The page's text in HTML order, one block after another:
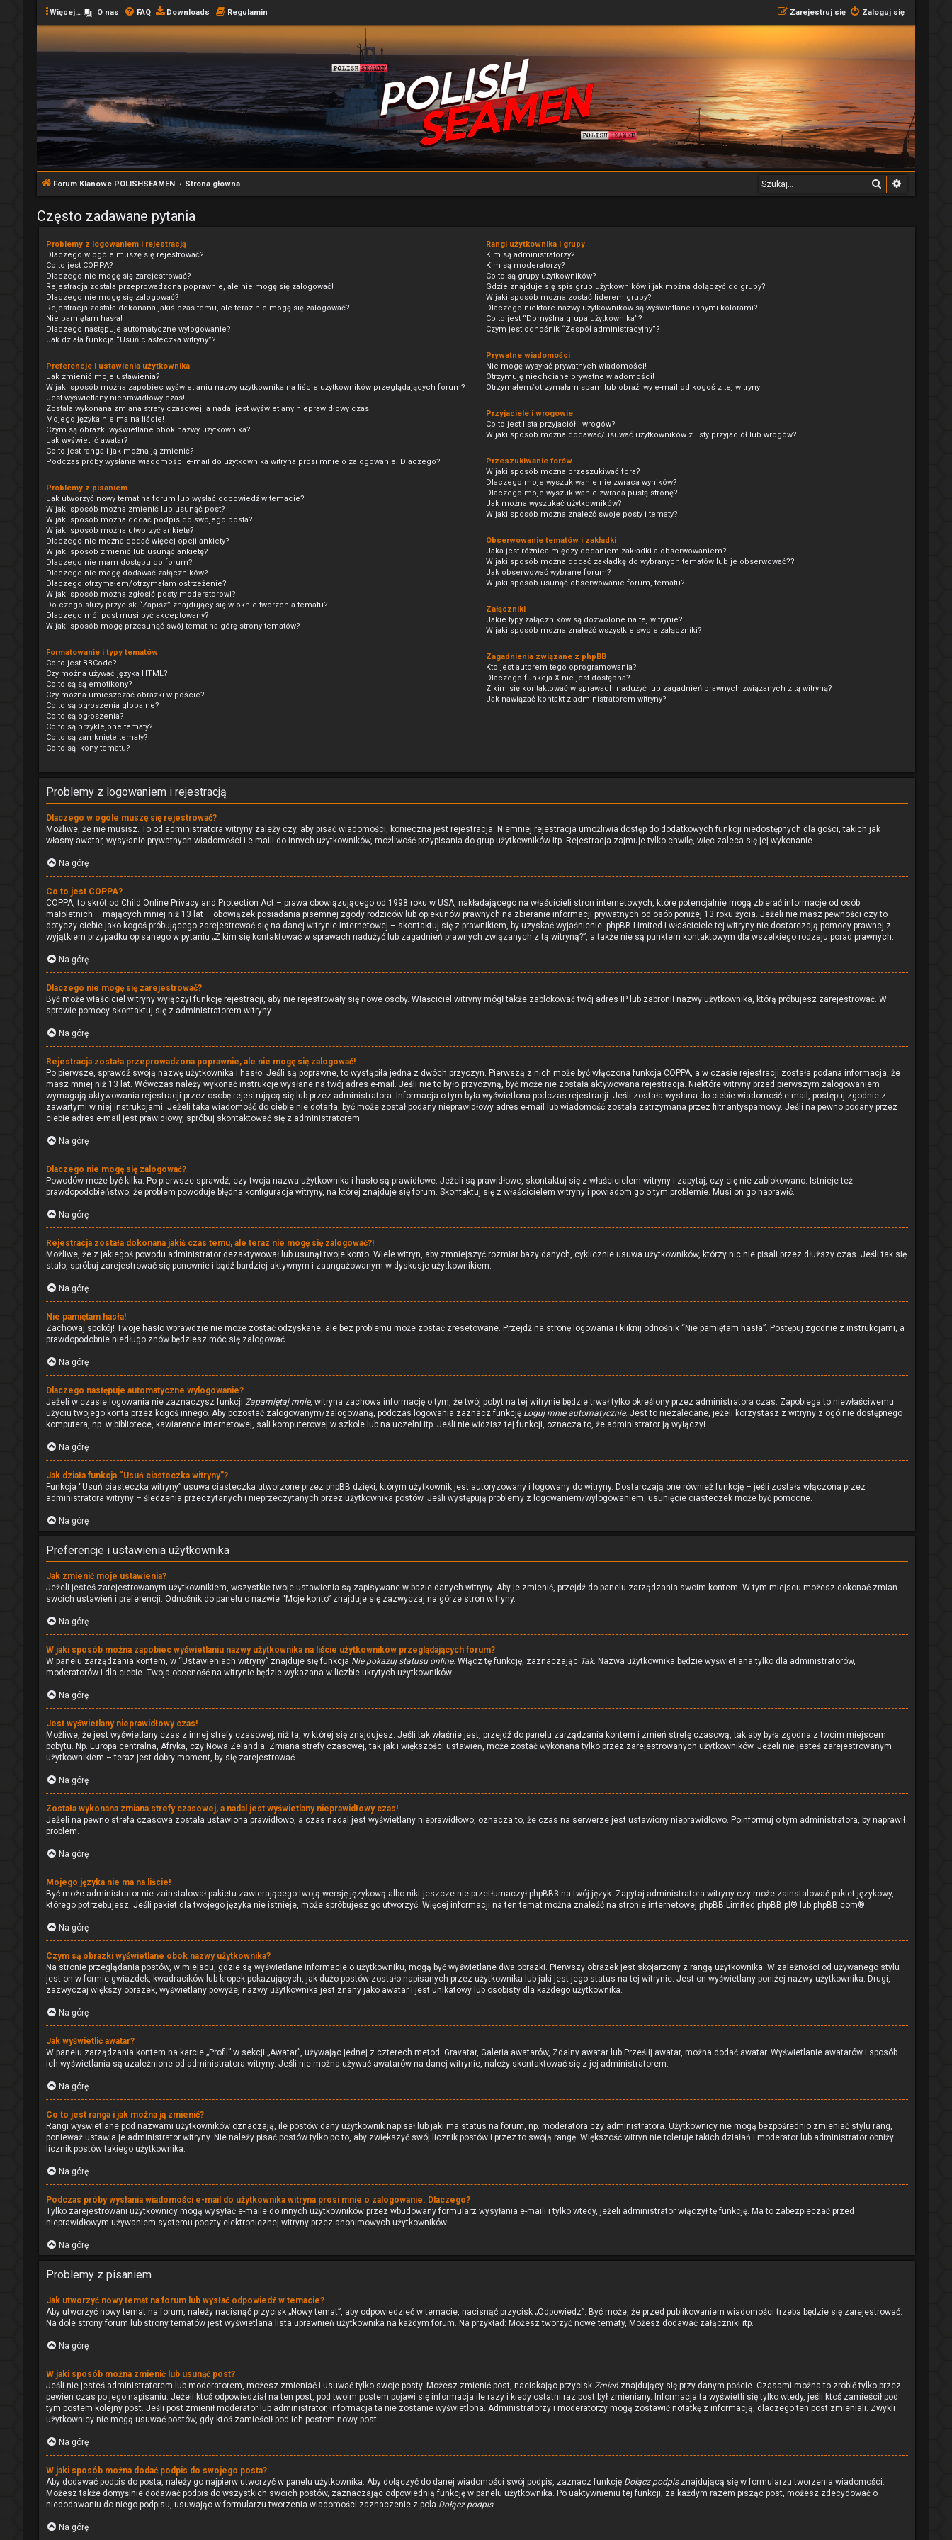
Więcej… O nas FAQ Downloads Regulamin Zaloguj się
Zarejestruj się
Forum Klanowe POLISHSEAMEN Strona główna Szukaj
Często zadawane pytania
Problemy z logowaniem i rejestracją
Dlaczego w ogóle muszę się rejestrować?
Co to jest COPPA?
Dlaczego nie mogę się zarejestrować?
Rejestracja została przeprowadzona poprawnie, ale nie mogę się zalogować!
Dlaczego nie mogę się zalogować?
Rejestracja została dokonana jakiś czas temu, ale teraz nie mogę się zalogować?!
Nie pamiętam hasła!
Dlaczego następuje automatyczne wylogowanie?
Jak działa funkcja “Usuń ciasteczka witryny”?
Preferencje i ustawienia użytkownika
Jak zmienić moje ustawienia?
W jaki sposób można zapobiec wyświetlaniu nazwy użytkownika na liście użytkowników przeglądających forum?
Jest wyświetlany nieprawidłowy czas!
Została wykonana zmiana strefy czasowej, a nadal jest wyświetlany nieprawidłowy czas!
Mojego języka nie ma na liście!
Czym są obrazki wyświetlane obok nazwy użytkownika?
Jak wyświetlić awatar?
Co to jest ranga i jak można ją zmienić?
Podczas próby wysłania wiadomości e-mail do użytkownika witryna prosi mnie o zalogowanie. Dlaczego?
Problemy z pisaniem
Jak utworzyć nowy temat na forum lub wysłać odpowiedź w temacie?
W jaki sposób można zmienić lub usunąć post?
W jaki sposób można dodać podpis do swojego posta?
W jaki sposób można utworzyć ankietę?
Dlaczego nie można dodać więcej opcji ankiety?
W jaki sposób zmienić lub usunąć ankietę?
Dlaczego nie mam dostępu do forum?
Dlaczego nie mogę dodawać załączników?
Dlaczego otrzymałem/otrzymałam ostrzeżenie?
W jaki sposób można zgłosić posty moderatorowi?
Do czego służy przycisk “Zapisz” znajdujący się w oknie tworzenia tematu?
Dlaczego mój post musi być akceptowany?
W jaki sposób mogę przesunąć swój temat na górę strony tematów?
Formatowanie i typy tematów
Co to jest BBCode?
Czy można używać języka HTML?
Co to są są emotikony?
Czy można umieszczać obrazki w poście?
Co to są ogłoszenia globalne?
Co to są ogłoszenia?
Co to są przyklejone tematy?
Co to są zamknięte tematy?
Co to są ikony tematu?
Rangi użytkownika i grupy
Kim są administratorzy?
Kim są moderatorzy?
Co to są grupy użytkowników?
Gdzie znajduje się spis grup użytkowników i jak można dołączyć do grupy?
W jaki sposób można zostać liderem grupy?
Dlaczego niektóre nazwy użytkowników są wyświetlane innymi kolorami?
Co to jest “Domyślna grupa użytkownika”?
Czym jest odnośnik “Zespół administracyjny”?
Prywatne wiadomości
Nie mogę wysyłać prywatnych wiadomości!
Otrzymuję niechciane prywatne wiadomości!
Otrzymałem/otrzymałam spam lub obraźliwy e-mail od kogoś z tej witryny!
Przyjaciele i wrogowie
Co to jest lista przyjaciół i wrogów?
W jaki sposób można dodawać/usuwać użytkowników z listy przyjaciół lub wrogów?
Przeszukiwanie forów
W jaki sposób można przeszukiwać fora?
Dlaczego moje wyszukiwanie nie zwraca wyników?
Dlaczego moje wyszukiwanie zwraca pustą stronę?!
Jak można wyszukać użytkowników?
W jaki sposób można znaleźć swoje posty i tematy?
Obserwowanie tematów i zakładki
Jaka jest różnica między dodaniem zakładki a obserwowaniem?
W jaki sposób można dodać zakładkę do wybranych tematów lub je obserwować??
Jak obserwować wybrane forum?
W jaki sposób usunąć obserwowanie forum, tematu?
Załączniki
Jakie typy załączników są dozwolone na tej witrynie?
W jaki sposób można znaleźć wszystkie swoje załączniki?
Zagadnienia związane z phpBB
Kto jest autorem tego oprogramowania?
Dlaczego funkcja X nie jest dostępna?
Z kim się kontaktować w sprawach nadużyć lub zagadnień prawnych związanych z tą witryną?
Jak nawiązać kontakt z administratorem witryny?
Problemy z logowaniem i rejestracją
Dlaczego w ogóle muszę się rejestrować?
Możliwe, że nie musisz. To od administratora witryny zależy czy, aby pisać wiadomości, konieczna jest rejestracja. Niemniej rejestracja umożliwia dostęp do dodatkowych funkcji niedostępnych dla gości, takich jak
własny awatar, wysyłanie prywatnych wiadomości i e-maili do innych użytkowników, możliwość przypisania do grup użytkowników itp. Rejestracja zajmuje tylko chwilę, więc zaleca się jej wykonanie.
Na górę
Co to jest COPPA?
COPPA, to skrót od Child Online Privacy and Protection Act – prawa obowiązującego od 1998 roku w USA, nakładającego na właścicieli stron internetowych, które potencjalnie mogą zbierać informacje od osób
małoletnich – mających mniej niż 13 lat – obowiązek posiadania pisemnej zgody rodziców lub opiekunów prawnych na zbieranie informacji prywatnych od osób poniżej 13 roku życia. Jeżeli nie masz pewności czy to
dotyczy ciebie jako kogoś próbującego zarejestrować się na danej witrynie internetowej – skontaktuj się z prawnikiem, by uzyskać wyjaśnienie. phpBB Limited i właściciele tej witryny nie dostarczają pomocy prawnej z
wyjątkiem przypadku opisanego w pytaniu „Z kim się kontaktować w sprawach nadużyć lub zagadnień prawnych związanych z tą witryną?”, a także nie są punktem kontaktowym dla wszelkiego rodzaju porad prawnych.
Na górę
Dlaczego nie mogę się zarejestrować?
Być może właściciel witryny wyłączył funkcję rejestracji, aby nie rejestrowały się nowe osoby. Właściciel witryny mógł także zablokować twój adres IP lub zabronił nazwy użytkownika, którą próbujesz zarejestrować. W
sprawie pomocy skontaktuj się z administratorem witryny.
Na górę
Rejestracja została przeprowadzona poprawnie, ale nie mogę się zalogować!
Po pierwsze, sprawdź swoją nazwę użytkownika i hasło. Jeśli są poprawne, to wystąpiła jedna z dwóch przyczyn. Pierwszą z nich może być włączona funkcja COPPA, a w czasie rejestracji została podana informacja, że
masz mniej niż 13 lat. Wówczas należy wykonać instrukcje wysłane na twój adres e-mail. Jeśli nie to było przyczyną, być może nie została aktywowana rejestracja. Niektóre witryny przed pierwszym zalogowaniem
wymagają aktywowania rejestracji przez osobę rejestrującą się lub przez administratora. Informacja o tym była wyświetlona podczas rejestracji. Jeśli została wysłana do ciebie wiadomość e-mail, postępuj zgodnie z
zawartymi w niej instrukcjami. Jeżeli taka wiadomość do ciebie nie dotarła, być może został podany nieprawidłowy adres e-mail lub wiadomość została zatrzymana przez filtr antyspamowy. Jeśli na pewno podany przez
ciebie adres e-mail jest prawidłowy, spróbuj skontaktować się z administratorem.
Na górę
Dlaczego nie mogę się zalogować?
Powodów może być kilka. Po pierwsze sprawdź, czy twoja nazwa użytkownika i hasło są prawidłowe. Jeżeli są prawidłowe, skontaktuj się z właścicielem witryny i zapytaj, czy cię nie zablokowano. Istnieje też
prawdopodobieństwo, że problem powoduje błędna konfiguracja witryny, na której znajduje się forum. Skontaktuj się z właścicielem witryny i powiadom go o tym problemie. Musi on go naprawić.
Na górę
Rejestracja została dokonana jakiś czas temu, ale teraz nie mogę się zalogować?!
Możliwe, że z jakiegoś powodu administrator dezaktywował lub usunął twoje konto. Wiele witryn, aby zmniejszyć rozmiar bazy danych, cyklicznie usuwa użytkowników, którzy nic nie pisali przez dłuższy czas. Jeśli tak się
stało, spróbuj zarejestrować się ponownie i bądź bardziej aktywnym i zaangażowanym w dyskusje użytkownikiem.
Na górę
Nie pamiętam hasła!
Zachowaj spokój! Twoje hasło wprawdzie nie może zostać odzyskane, ale bez problemu może zostać zresetowane. Przejdź na stronę logowania i kliknij odnośnik “Nie pamiętam hasła”. Postępuj zgodnie z instrukcjami, a
prawdopodobnie niedługo znów będziesz móc się zalogować.
Na górę
Dlaczego następuje automatyczne wylogowanie?
Jeżeli w czasie logowania nie zaznaczysz funkcji Zapamiętaj mnie, witryna zachowa informację o tym, że twój pobyt na tej witrynie będzie trwał tylko określony przez administratora czas. Zapobiega to niewłaściwemu
użyciu twojego konta przez kogoś innego. Aby pozostać zalogowanym/zalogowaną, podczas logowania zaznacz funkcję Loguj mnie automatycznie. Jest to niezalecane, jeżeli korzystasz z witryny z ogólnie dostępnego
komputera, np. w bibliotece, kawiarence internetowej, sali komputerowej w szkole lub na uczelni itp. Jeśli nie widzisz tej funkcji, oznacza to, że administrator ją wyłączył.
Na górę
Jak działa funkcja “Usuń ciasteczka witryny”?
Funkcja “Usuń ciasteczka witryny” usuwa ciasteczka utworzone przez phpBB dzięki, którym użytkownik jest autoryzowany i logowany do witryny. Dostarczają one również funkcję – jeśli została włączona przez
administratora witryny – śledzenia przeczytanych i nieprzeczytanych przez użytkownika postów. Jeśli występują problemy z logowaniem/wylogowaniem, usunięcie ciasteczek może być pomocne.
Na górę
Preferencje i ustawienia użytkownika
Jak zmienić moje ustawienia?
Jeżeli jesteś zarejestrowanym użytkownikiem, wszystkie twoje ustawienia są zapisywane w bazie danych witryny. Aby je zmienić, przejdź do panelu zarządzania swoim kontem. W tym miejscu możesz dokonać zmian
swoich ustawień i preferencji. Odnośnik do panelu o nazwie “Moje konto” znajduje się zazwyczaj na górze stron witryny.
Na górę
W jaki sposób można zapobiec wyświetlaniu nazwy użytkownika na liście użytkowników przeglądających forum?
W panelu zarządzania kontem, w “Ustawieniach witryny” znajduje się funkcja Nie pokazuj statusu online. Włącz tę funkcję, zaznaczając Tak. Nazwa użytkownika będzie wyświetlana tylko dla administratorów,
moderatorów i dla ciebie. Twoja obecność na witrynie będzie wykazana w liczbie ukrytych użytkowników.
Na górę
Jest wyświetlany nieprawidłowy czas!
Możliwe, że jest wyświetlany czas z innej strefy czasowej, niż ta, w której się znajdujesz. Jeśli tak właśnie jest, przejdź do panelu zarządzania kontem i zmień strefę czasową, tak aby była zgodna z twoim miejscem
pobytu. Np. Europa centralna, Afryka, czy Nowa Zelandia. Zmiana strefy czasowej, tak jak i większości ustawień, może zostać wykonana tylko przez zarejestrowanych użytkowników. Jeżeli nie jesteś zarejestrowanym
użytkownikiem – teraz jest dobry moment, by się zarejestrować.
Na górę
Została wykonana zmiana strefy czasowej, a nadal jest wyświetlany nieprawidłowy czas!
Jeżeli na pewno strefa czasowa została ustawiona prawidłowo, a czas nadal jest wyświetlany nieprawidłowo, oznacza to, że czas na serwerze jest ustawiony nieprawidłowo. Poinformuj o tym administratora, by naprawił
problem.
Na górę
Mojego języka nie ma na liście!
Być może administrator nie zainstalował pakietu zawierającego twoją wersję językową albo nikt jeszcze nie przetłumaczył phpBB3 na twój język. Zapytaj administratora witryny czy może zainstalować pakiet językowy,
którego potrzebujesz. Jeśli pakiet dla twojego języka nie istnieje, może spróbujesz go utworzyć. Więcej informacji na ten temat można znaleźć na stronie internetowej phpBB Limited phpBB.pl ® lub phpBB.com®
Na górę
Czym są obrazki wyświetlane obok nazwy użytkownika?
Na stronie przeglądania postów, w miejscu, gdzie są wyświetlane informacje o użytkowniku, mogą być wyświetlane dwa obrazki. Pierwszy obrazek jest skojarzony z rangą użytkownika. W zależności od używanego stylu
jest on w formie gwiazdek, kwadracików lub kropek pokazujących, jak dużo postów zostało napisanych przez użytkownika lub jaki jest jego status na tej witrynie. Jest on wyświetlany poniżej nazwy użytkownika. Drugi,
zazwyczaj większy obrazek, wyświetlany powyżej nazwy użytkownika jest znany jako awatar i jest unikatowy lub osobisty dla każdego użytkownika.
Na górę
Jak wyświetlić awatar?
W panelu zarządzania kontem na karcie „Profil” w sekcji „Awatar”, używając jednej z czterech metod: Gravatar, Galeria awatarów, Zdalny awatar lub Prześlij awatar, można dodać awatar. Wyświetlanie awatarów i sposób
ich wyświetlania są uzależnione od administratora witryny. Jeśli nie można używać awatarów na danej witrynie, należy skontaktować się z jej administratorem.
Na górę
Co to jest ranga i jak można ją zmienić?
Rangi wyświetlane pod nazwami użytkowników oznaczają, ile postów dany użytkownik napisał lub jaki ma status na forum, np. moderatora czy administratora. Użytkownicy nie mogą bezpośrednio zmieniać stylu rang,
ponieważ ustawia je administrator witryny. Nie należy pisać postów tylko po to, aby zwiększyć swój licznik postów i przez to swoją rangę. Większość witryn nie toleruje takich działań i moderator lub administrator obniży
licznik postów takiego użytkownika.
Na górę
Podczas próby wysłania wiadomości e-mail do użytkownika witryna prosi mnie o zalogowanie. Dlaczego?
Tylko zarejestrowani użytkownicy mogą wysyłać e-maile do innych użytkowników przez wbudowany formularz wysyłania e-maili i tylko wtedy, jeżeli administrator włączył tę funkcję. Ma to zabezpieczać przed
nieprawidłowym używaniem systemu poczty elektronicznej witryny przez anonimowych użytkowników.
Na górę
Problemy z pisaniem
Jak utworzyć nowy temat na forum lub wysłać odpowiedź w temacie?
Aby utworzyć nowy temat na forum, należy nacisnąć przycisk „Nowy temat”, aby odpowiedzieć w temacie, nacisnąć przycisk „Odpowiedz”. Być może, że przed publikowaniem wiadomości trzeba będzie się zarejestrować.
Na dole strony forum lub strony tematów jest wyświetlana lista uprawnień użytkownika na każdym forum. Na przykład: Możesz tworzyć nowe tematy, Możesz dodawać załączniki itp.
Na górę
W jaki sposób można zmienić lub usunąć post?
Jeśli nie jesteś administratorem lub moderatorem, możesz zmieniać i usuwać tylko swoje posty. Możesz zmienić post, naciskając przycisk Zmień znajdujący się przy danym poście. Czasami można to zrobić tylko przez
pewien czas po jego napisaniu. Jeżeli ktoś odpowiedział na ten post, pod twoim postem pojawi się informacja ile razy i kiedy ostatni raz post był zmieniany. Informacja ta wyświetli się tylko wtedy, jeśli ktoś zamieścił pod
tym postem kolejny post. Jeśli post zmienił moderator lub administrator, informacja ta nie zostanie wyświetlona. Administratorzy i moderatorzy mogą zostawić notatkę z informacją, dlaczego ten post zmieniali. Zwykli
użytkownicy nie mogą usuwać postów, gdy ktoś zamieścił pod ich postem nowy post.
Na górę
W jaki sposób można dodać podpis do swojego posta?
Aby dodawać podpis do posta, należy go najpierw utworzyć w panelu użytkownika. Aby dołączyć do danej wiadomości swój podpis, zaznacz funkcję Dołącz podpisznajdującą się w formularzu tworzenia wiadomości.
Możesz także domyślnie dodawać podpis do wszystkich swoich postów, zaznaczając odpowiednią funkcję w panelu użytkownika. Po uaktywnieniu tej funkcji, za każdym razem pisząc post, możesz zdecydować o
niedodawaniu do niego podpisu, usuwając w formularzu tworzenia wiadomości zaznaczenie z pola Dołącz podpis.
Na górę